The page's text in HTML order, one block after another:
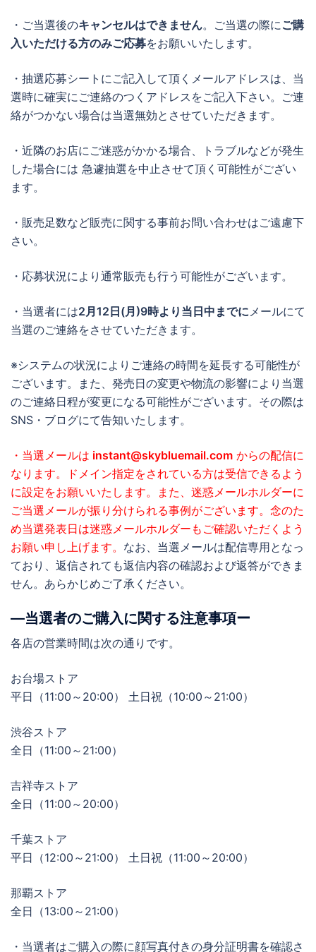
・ご当選後のキャンセルはできません。ご当選の際に ご購
入いただける方のみご応募をお願いいたします。
・抽選応募シートにご記入して頂くメールアドレスは、当
選時に確実にご連絡のつくアドレスをご記入下さい。ご連
絡がつかない場合は当選無効とさせていただきます。
・近隣のお店にご迷惑がかかる場合、トラブルなどが発生
した場合には 急遽抽選を中止させて頂く可能性がござい
ます。
・販売足数など販売に関する事前お問い合わせはご遠慮下
さい。
・応募状況により通常販売も行う可能性がございます。
・当選者には2月12日(月)9時より当日中までに メールにて
当選のご連絡をさせていただきます。
※システムの状況によりご連絡の時間を延長する可能性が
ございます。また、発売日の変更や物流の影響により当選
のご連絡日程が変更になる可能性がございます。その際は
SNS・ブログにて告知いたします。
・当選メールは instant@skybluemail.com からの配信に
なります。ドメイン指定をされている方は受信できるよう
に設定をお願いいたします。また、迷惑メールホルダーに
ご当選メールが振り分けられる事例がございます。念のた
め当選発表日は迷惑メールホルダーもご確認いただくよう
お願い申し上げます。 なお、当選メールは配信専用となっ
ており、返信されても返信内容の確認および返答ができま
せん。あらかじめご了承ください。
―当選者のご購入に関する注意事項ー
各店の営業時間は次の通りです。
お台場ストア
平日（11:00～20:00） 土日祝（10:00～21:00）
渋谷ストア
全日（11:00～21:00）
吉祥寺ストア
全日（11:00～20:00）
千葉ストア
平日（12:00～21:00） 土日祝（11:00～20:00）
那覇ストア
全日（13:00～21:00）
・当選者はご購入の際に顔写真付きの身分証明書を確認さ